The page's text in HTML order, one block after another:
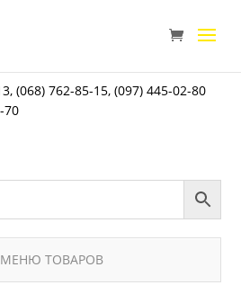
,(068) 762-85-15,(097) 445-02-80
70
МЕНЮ ТОВАРОВ